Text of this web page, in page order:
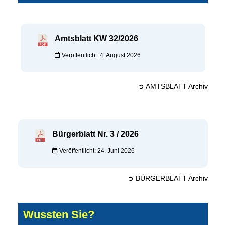
Amtsblatt KW 32/2026
Veröffentlicht: 4. August 2026
➲ AMTSBLATT Archiv
Bürgerblatt Nr. 3 / 2026
Veröffentlicht: 24. Juni 2026
➲ BÜRGERBLATT Archiv
Wussten Sie?